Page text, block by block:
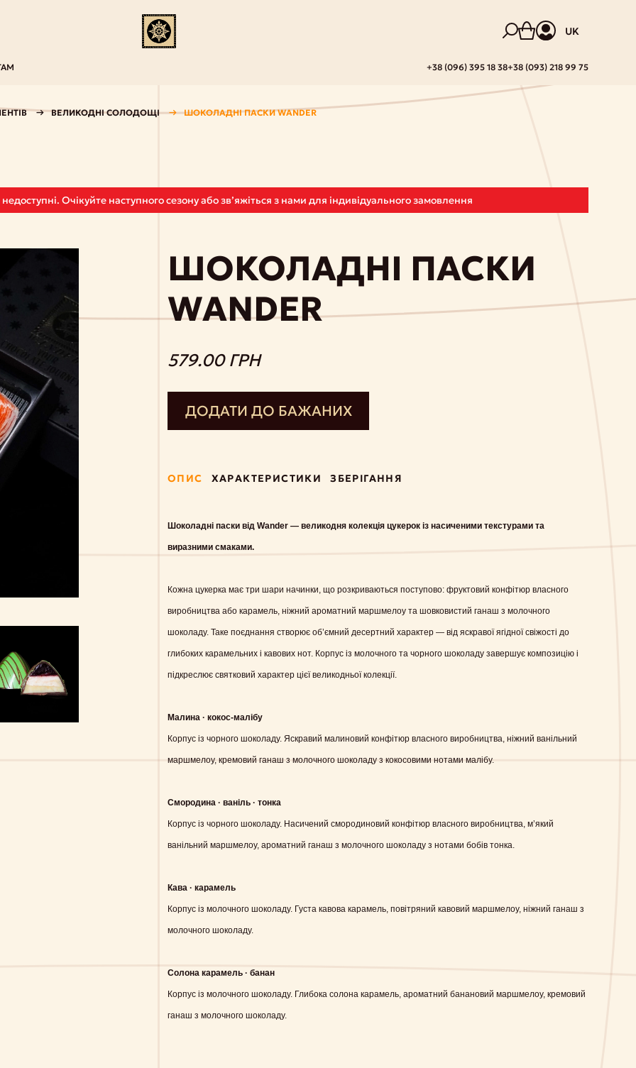
UK
+38 (096) 395 18 38+38 (093) 218 99 75
ВЕЛИКОДНІ СОЛОДОЩІ ШОКОЛАДНІ ПАСКИ WANDER
Очікуйте наступного сезону або звʼяжіться з нами для індивідуального замовлення
ШОКОЛАДНІ ПАСКИ
WANDER
579.00 ГРН
ДОДАТИ ДО БАЖАНИХ
ОПИС ХАРАКТЕРИСТИКИ ЗБЕРІГАННЯ
Шоколадні паски від Wander — великодня колекція цукерок із насиченими текстурами та
виразними смаками.
Кожна цукерка має три шари начинки, що розкриваються поступово: фруктовий конфітюр власного
виробництва або карамель, ніжний ароматний маршмелоу та шовковистий ганаш з молочного
шоколаду. Таке поєднання створює об’ємний десертний характер — від яскравої ягідної свіжості до
глибоких карамельних і кавових нот. Корпус із молочного та чорного шоколаду завершує композицію і
підкреслює святковий характер цієї великодньої колекції.
Малина · кокос-малібу
Корпус із чорного шоколаду. Яскравий малиновий конфітюр власного виробництва, ніжний ванільний
маршмелоу, кремовий ганаш з молочного шоколаду з кокосовими нотами малібу.
Смородина · ваніль · тонка
Корпус із чорного шоколаду. Насичений смородиновий конфітюр власного виробництва, м’який
ванільний маршмелоу, ароматний ганаш з молочного шоколаду з нотами бобів тонка.
Кава · карамель
Корпус із молочного шоколаду. Густа кавова карамель, повітряний кавовий маршмелоу, ніжний ганаш з
молочного шоколаду.
Солона карамель · банан
Корпус із молочного шоколаду. Глибока солона карамель, ароматний банановий маршмелоу, кремовий
ганаш з молочного шоколаду.